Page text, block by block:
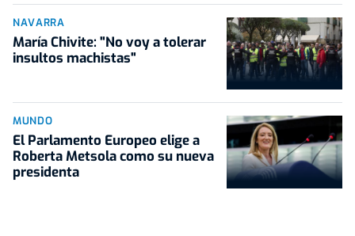
NAVARRA
María Chivite: "No voy a tolerar
insultos machistas"
MUNDO
El Parlamento Europeo elige a
Roberta Metsola como su nueva
presidenta